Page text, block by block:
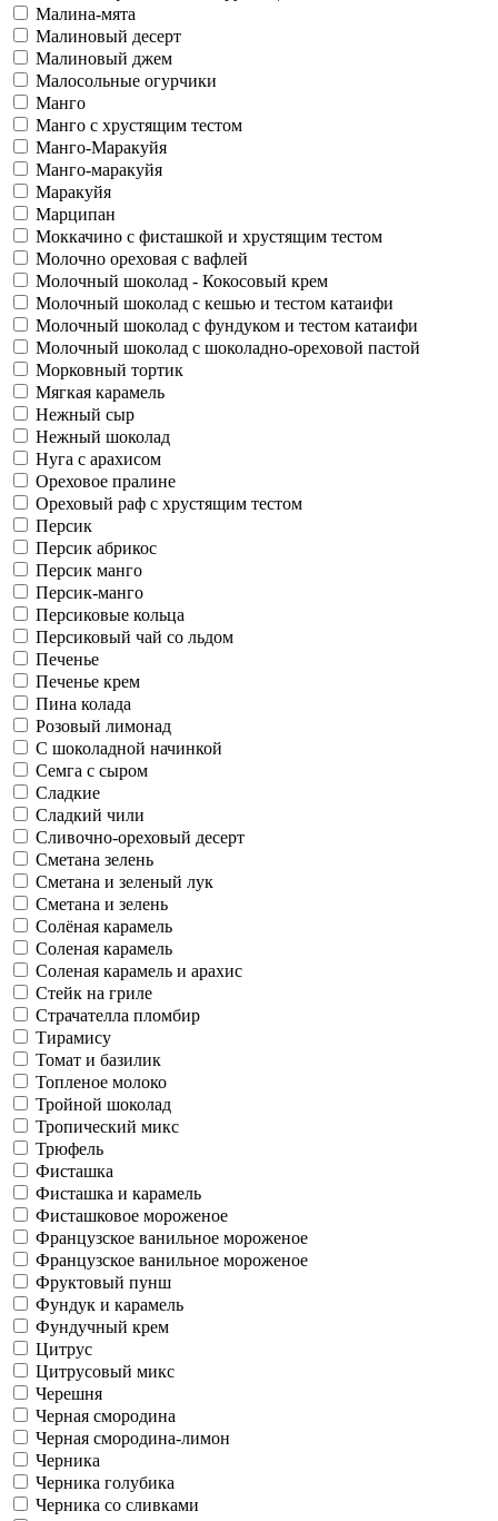
Малина-мята
Малиновый десерт
Малиновый джем
Малосольные огурчики
Манго
Манго с хрустящим тестом
Манго-Маракуйя
Манго-маракуйя
Маракуйя
Марципан
Моккачино с фисташкой и хрустящим тестом
Молочно ореховая с вафлей
Молочный шоколад - Кокосовый крем
Молочный шоколад с кешью и тестом катаифи
Молочный шоколад с фундуком и тестом катаифи
Молочный шоколад с шоколадно-ореховой пастой
Морковный тортик
Мягкая карамель
Нежный сыр
Нежный шоколад
Нуга с арахисом
Ореховое пралине
Ореховый раф с хрустящим тестом
Персик
Персик абрикос
Персик манго
Персик-манго
Персиковые кольца
Персиковый чай со льдом
Печенье
Печенье крем
Пина колада
Розовый лимонад
С шоколадной начинкой
Семга с сыром
Сладкие
Сладкий чили
Сливочно-ореховый десерт
Сметана зелень
Сметана и зеленый лук
Сметана и зелень
Солёная карамель
Соленая карамель
Соленая карамель и арахис
Стейк на гриле
Страчателла пломбир
Тирамису
Томат и базилик
Топленое молоко
Тройной шоколад
Тропический микс
Трюфель
Фисташка
Фисташка и карамель
Фисташковое мороженое
Французское ванильное мороженое
Французское ванильное мороженое
Фруктовый пунш
Фундук и карамель
Фундучный крем
Цитрус
Цитрусовый микс
Черешня
Черная смородина
Черная смородина-лимон
Черника
Черника голубика
Черника со сливками